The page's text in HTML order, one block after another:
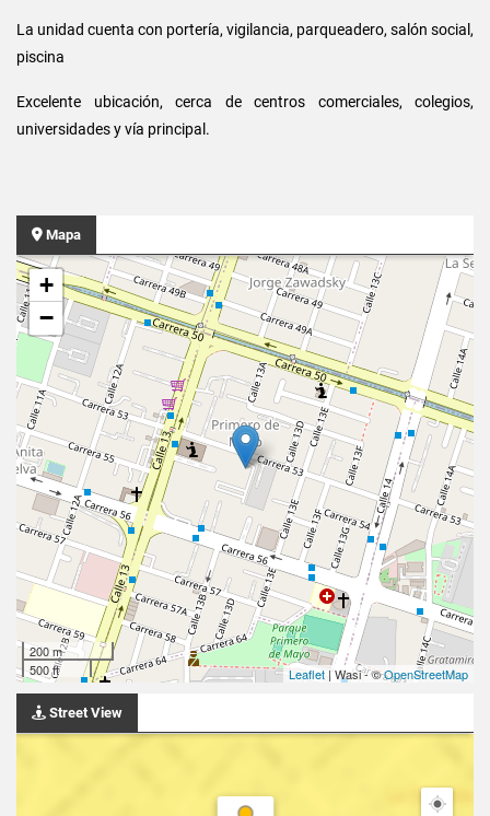
La unidad cuenta con portería, vigilancia, parqueadero, salón social,
piscina
Excelente ubicación, cerca de centros comerciales, colegios,
universidades y vía principal.
Mapa
+
−
200 m
500 ft
Leaflet| Wasi - ©OpenStreetMap
Street View